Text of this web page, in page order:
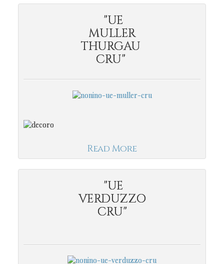
"UE
MULLER
THURGAU
CRU"
Read More
"UE
VERDUZZO
CRU"